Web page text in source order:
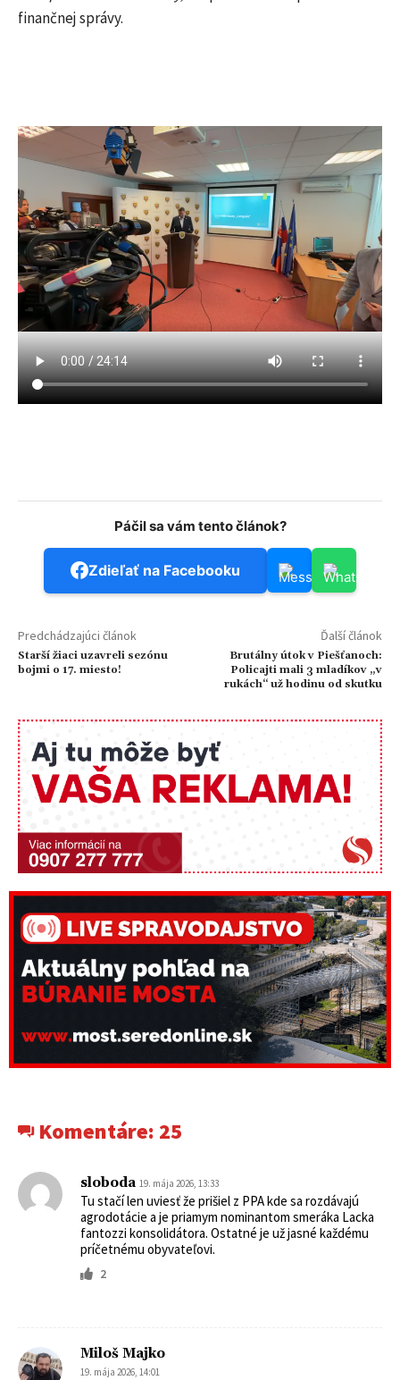
finančnej správy.
Páčil sa vám tento článok?
Zdieľať na Facebooku
Predchádzajúci článok
Starší žiaci uzavreli sezónu
bojmi o 17. miesto!
Ďalší článok
Brutálny útok v Piešťanoch:
Policajti mali 3 mladíkov „v
rukách“ už hodinu od skutku
Komentáre: 25
sloboda 19. mája 2026, 13:33
Tu stačí len uviesť že prišiel z PPA kde sa rozdávajú
agrodotácie a je priamym nominantom smeráka Lacka
fantozzi konsolidátora. Ostatné je už jasné každému
príčetnému obyvateľovi.
2
Miloš Majko
19. mája 2026, 14:01